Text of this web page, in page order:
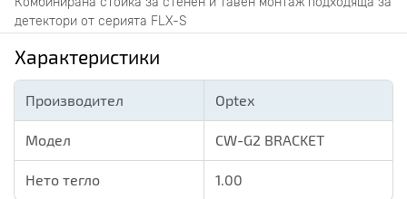
детектори от серията FLX-S
Характеристики
Производител Optex
Модел CW-G2 BRACKET
Нето тегло 1.00